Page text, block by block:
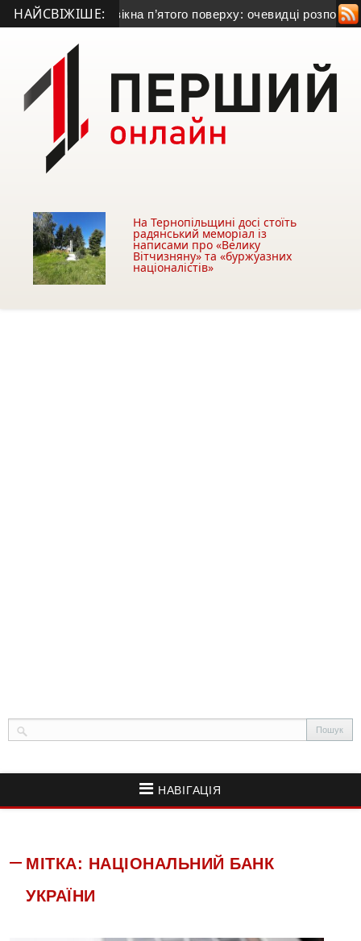
НАЙСВІЖІШЕ:
випав із вікна п’ятого поверху: очевидці розповіли,
На Тернопільщині досі стоїть
радянський меморіал із
написами про «Велику
Вітчизняну» та «буржуазних
націоналістів»
НАВІГАЦІЯ
МІТКА: НАЦІОНАЛЬНИЙ БАНК
УКРАЇНИ